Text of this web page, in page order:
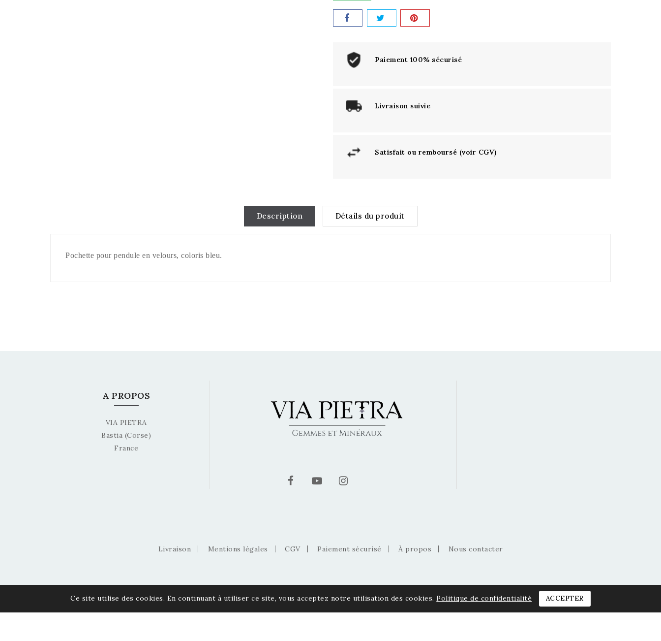
Paiement 100% sécurisé
Livraison suivie
Satisfait ou remboursé (voir CGV)
Description Détails du produit
Pochette pour pendule en velours, coloris bleu.
A PROPOS
VIA PIETRA
Bastia (Corse)
France
Livraison Mentions légales CGV Paiement sécurisé À propos Nous contacter
Ce site utilise des cookies. En continuant à utiliser ce site, vous acceptez notre utilisation des cookies. Politique de confidentialité ACCEPTER